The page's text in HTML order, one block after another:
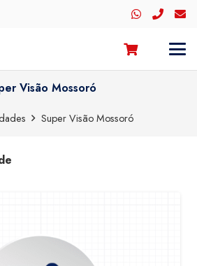
Visão Mossoró
Super Visão Mossoró